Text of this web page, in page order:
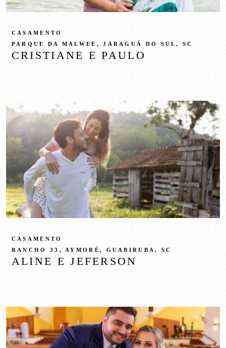
CRISTIANE E PAULO
CASAMENTO
PARQUE DA MALWEE, JARAGUÁ DO SUL, SC
ALINE E JEFERSON
CASAMENTO
RANCHO 33, AYMORÉ, GUABIRUBA, SC